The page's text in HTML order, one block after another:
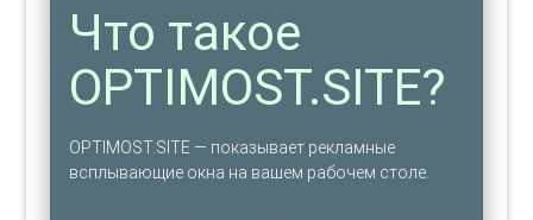
Что такое
OPTIMOST.SITE?
OPTIMOST.SITE — показывает рекламные
всплывающие окна на вашем рабочем столе.